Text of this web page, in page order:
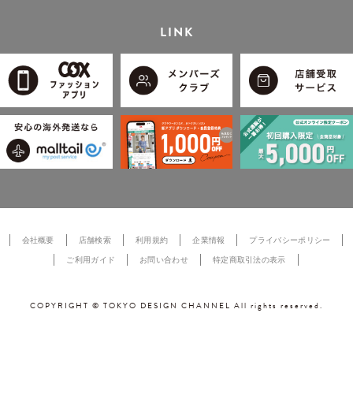
LINK
会社概要 店舗検索 利用規約 企業情報 プライバシーポリシー
ご利用ガイド お問い合わせ 特定商取引法の表示
COPYRIGHT © TOKYO DESIGN CHANNEL All rights reserved.